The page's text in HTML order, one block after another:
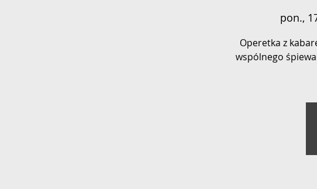
pon.,
Operetka z
wspólnego